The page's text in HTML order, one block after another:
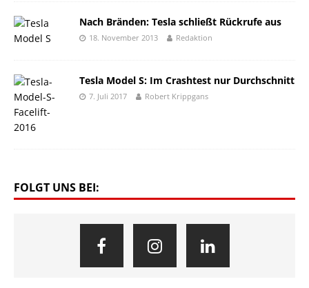
Nach Bränden: Tesla schließt Rückrufe aus
18. November 2013 Redaktion
Tesla Model S: Im Crashtest nur Durchschnitt
7. Juli 2017 Robert Krippgans
FOLGT UNS BEI: